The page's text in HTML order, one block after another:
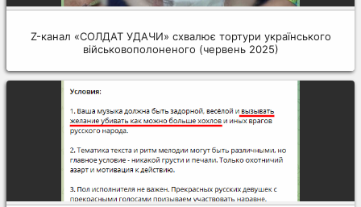
Z-канал «СОЛДАТ УДАЧИ» схвалює тортури українського
військовополоненого (червень 2025)